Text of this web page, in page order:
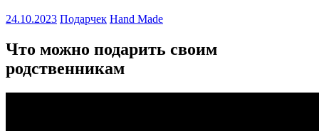
24.10.2023 Подарчек Hand Made
Что можно подарить своим
родственникам